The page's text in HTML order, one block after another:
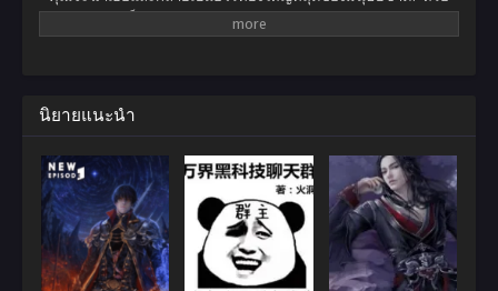
คุณจะให้เธอเป็นทาสและเพลิดเพลินไปกับความสุขในระดับสูงสุดใน
ได้! นั่นเป็นเหตุผลที่คำตอบของเขาคือ -“ ราชินีปีศาจคุณสามารถสวม
เสื้อผ้าและรีบออกไปจากที่นี้ได้ไหม?”
นิยายแนะนำ